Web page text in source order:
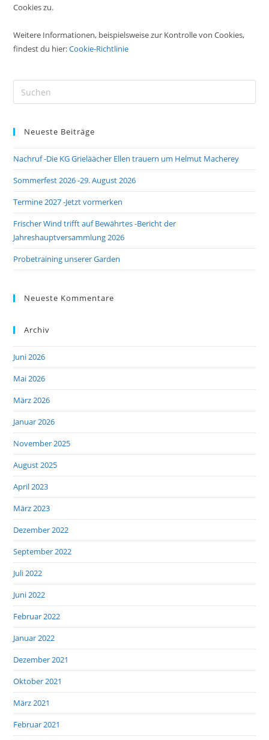
Cookies zu.
Weitere Informationen, beispielsweise zur Kontrolle von Cookies,
findest du hier:Cookie-Richtlinie
Neueste Beiträge
Nachruf -Die KG Grieläächer Ellen trauern um Helmut Macherey
Sommerfest 2026 -29. August 2026
Termine 2027 -Jetzt vormerken
Frischer Wind trifft auf Bewährtes -Bericht der
Jahreshauptversammlung 2026
Probetraining unserer Garden
Neueste Kommentare
Archiv
Juni 2026
Mai 2026
März 2026
Januar 2026
November 2025
August 2025
April 2023
März 2023
Dezember 2022
September 2022
Juli 2022
Juni 2022
Februar 2022
Januar 2022
Dezember 2021
Oktober 2021
März 2021
Februar 2021